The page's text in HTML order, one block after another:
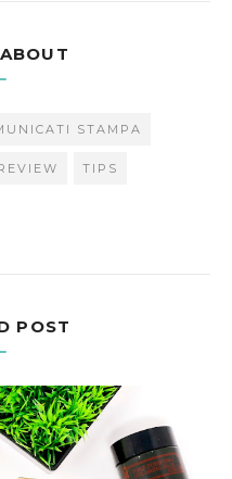
STAMPA
TIPS
POST